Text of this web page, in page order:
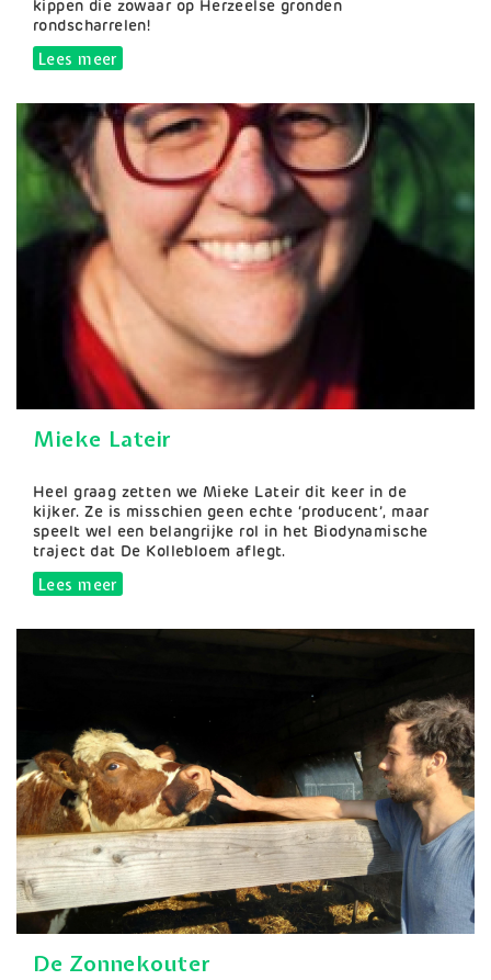
kippen die zowaar op Herzeelse gronden
rondscharrelen!
Lees meerover De Daalkouter
Mieke Lateir
Samenvatting
Heel graag zetten we Mieke Lateir dit keer in de
kijker. Ze is misschien geen echte ‘producent’, maar
speelt wel een belangrijke rol in het Biodynamische
traject dat De Kollebloem aflegt.
Lees meerover Mieke Lateir
De Zonnekouter